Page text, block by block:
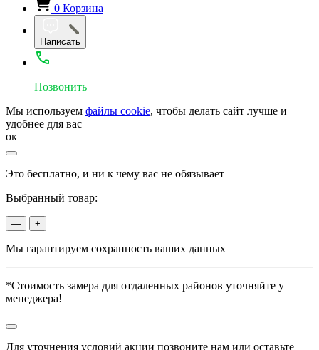
0 Корзина
Написать
Позвонить
Мы используем файлы cookie, чтобы делать сайт лучше и
удобнее для вас
ок
Это бесплатно, и ни к чему вас не обязывает
Выбранный товар:
— +
Мы гарантируем сохранность ваших данных
*Стоимость замера для отдаленных районов уточняйте у
менеджера!
Для уточнения условий акции позвоните нам или оставьте